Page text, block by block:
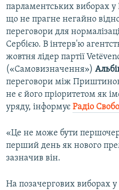
парламентських виборах у
що не прагне негайно
переговори для
Сербією. В інтерв'ю
жовтня лідер партії
(«Самовизначення»)
переговори між
не є його пріоритетом як
уряду, інформує Радіо
«Це не може бути
перший день як нового
зазначив він.
На позачергових виборах